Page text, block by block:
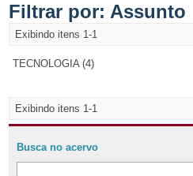
Filtrar por: Assunto
Exibindo itens 1-1
TECNOLOGIA (4)
Exibindo itens 1-1
Busca no acervo